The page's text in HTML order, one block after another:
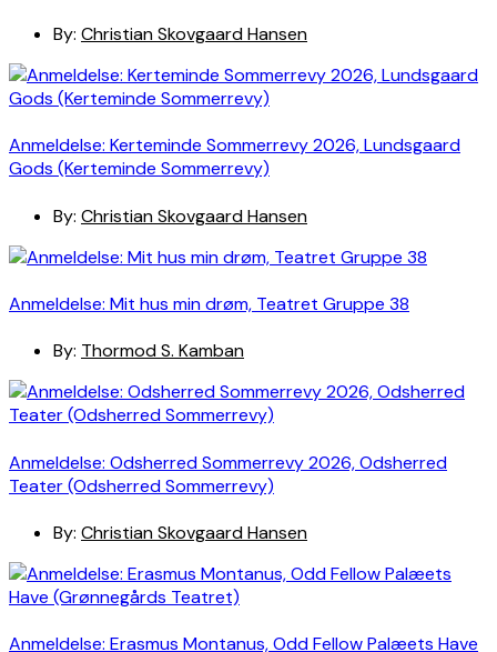
By: Christian Skovgaard Hansen
Anmeldelse: Kerteminde Sommerrevy 2026, Lundsgaard
Gods (Kerteminde Sommerrevy)
By: Christian Skovgaard Hansen
Anmeldelse: Mit hus min drøm, Teatret Gruppe 38
By: Thormod S. Kamban
Anmeldelse: Odsherred Sommerrevy 2026, Odsherred
Teater (Odsherred Sommerrevy)
By: Christian Skovgaard Hansen
Anmeldelse: Erasmus Montanus, Odd Fellow Palæets Have